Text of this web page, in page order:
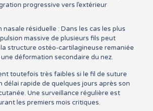
progressive vers l’extérieur
nasale résiduelle : Dans les cas les plus
massive de plusieurs fils peut
structure ostéo-cartilagineuse remaniée
déformation secondaire du nez.
toutefois très faibles si le fil de suture
délai rapide de quelques jours après son
Une surveillance régulière est
les premiers mois critiques.